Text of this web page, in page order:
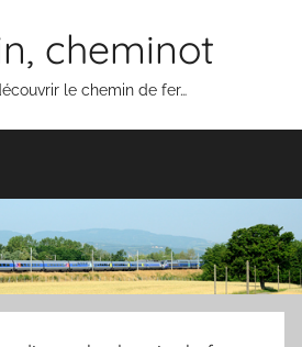
cheminot
le chemin de fer…